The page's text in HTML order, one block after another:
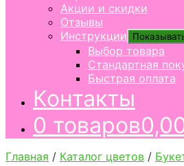
Акции и скидки
Отзывы
Инструкции
Выбор товара
Стандартная
Быстрая оплата
Контакты
0 товаров
Главная / Каталог цветов /